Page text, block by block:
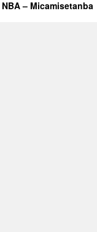
– Micamisetanba